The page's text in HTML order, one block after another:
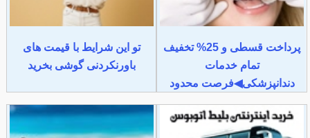
پرداخت قسطی و 25% تخفیف
تمام خدمات
دندانپزشکی◀فرصت محدود
تو این شرایط با قیمت های
باورنکردنی گوشی بخرید